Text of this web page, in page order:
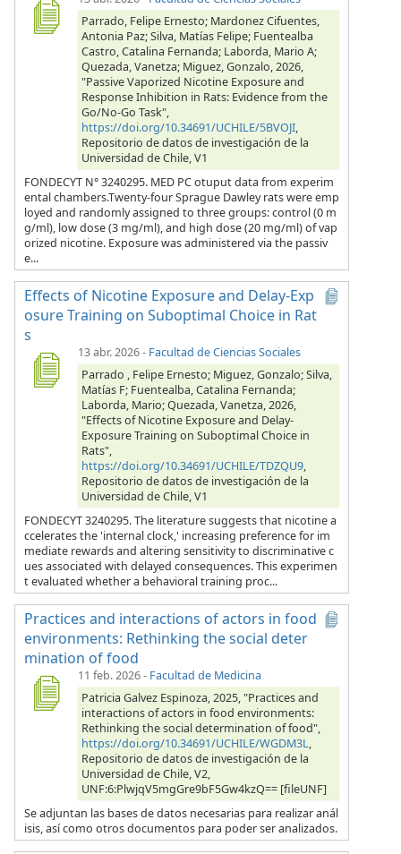
Parrado, Felipe Ernesto; Mardonez Cifuentes,
Antonia Paz; Silva, Matías Felipe; Fuentealba
Castro, Catalina Fernanda; Laborda, Mario A;
Quezada, Vanetza; Miguez, Gonzalo, 2026,
"Passive Vaporized Nicotine Exposure and
Response Inhibition in Rats: Evidence from the
Go/No-Go Task",
https://doi.org/10.34691/UCHILE/5BVOJI,
Repositorio de datos de investigación de la
Universidad de Chile, V1
FONDECYT N° 3240295. MED PC otuput data from experim
ental chambers.Twenty-four Sprague Dawley rats were emp
loyed and randomly assigned to three groups: control (0 m
g/ml), low dose (3 mg/ml), and high dose (20 mg/ml) of vap
orized nicotine. Exposure was administered via the passiv
e...
Effects of Nicotine Exposure and Delay-Exp
osure Training on Suboptimal Choice in Rat
s
13 abr. 2026- Facultad de Ciencias Sociales
Parrado , Felipe Ernesto; Miguez, Gonzalo; Silva,
Matías F; Fuentealba, Catalina Fernanda;
Laborda, Mario; Quezada, Vanetza, 2026,
"Effects of Nicotine Exposure and Delay-
Exposure Training on Suboptimal Choice in
Rats",
https://doi.org/10.34691/UCHILE/TDZQU9,
Repositorio de datos de investigación de la
Universidad de Chile, V1
FONDECYT 3240295. The literature suggests that nicotine a
ccelerates the 'internal clock,' increasing preference for im
mediate rewards and altering sensitivity to discriminative c
ues associated with delayed consequences. This experimen
t evaluated whether a behavioral training proc...
Practices and interactions of actors in food
environments: Rethinking the social deter
mination of food
11 feb. 2026- Facultad de Medicina
Patricia Galvez Espinoza, 2025, "Practices and
interactions of actors in food environments:
Rethinking the social determination of food",
https://doi.org/10.34691/UCHILE/WGDM3L,
Repositorio de datos de investigación de la
Universidad de Chile, V2,
UNF:6:PlwjqV5mgGre9bF5Gw4kzQ== [fileUNF]
Se adjuntan las bases de datos necesarias para realizar anál
isis, así como otros documentos para poder ser analizados.